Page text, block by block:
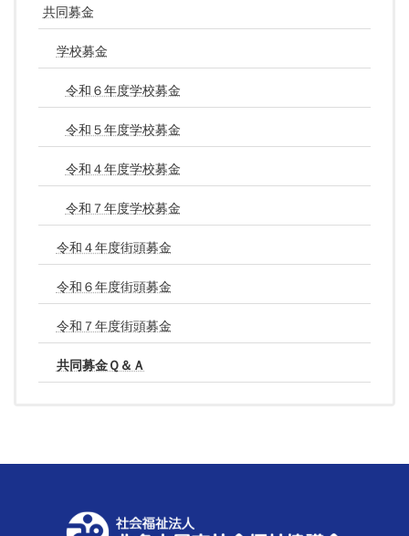
共同募金
学校募金
令和６年度学校募金
令和５年度学校募金
令和４年度学校募金
令和７年度学校募金
令和４年度街頭募金
令和６年度街頭募金
令和７年度街頭募金
共同募金Ｑ＆Ａ